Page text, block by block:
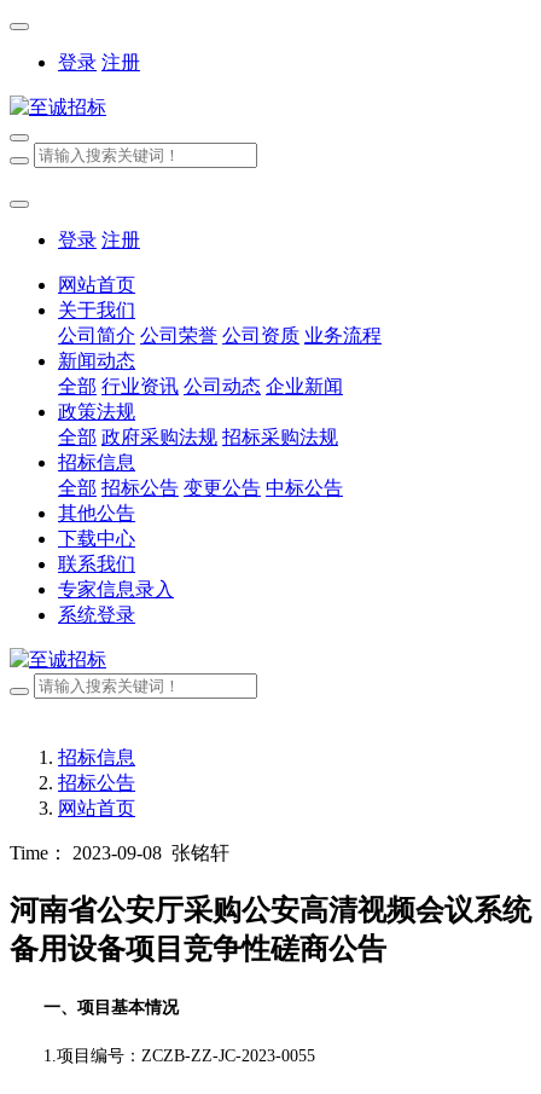
登录 注册
登录 注册
网站首页
关于我们
公司简介 公司荣誉 公司资质 业务流程
新闻动态
全部 行业资讯 公司动态 企业新闻
政策法规
全部 政府采购法规 招标采购法规
招标信息
全部 招标公告 变更公告 中标公告
其他公告
下载中心
联系我们
专家信息录入
系统登录
招标信息
招标公告
网站首页
Time： 2023-09-08 张铭轩
河南省公安厅采购公安高清视频会议系统
备用设备项目竞争性磋商公告
一、项目基本情况
1.项目编号： ZCZB-ZZ-JC-2023-0055